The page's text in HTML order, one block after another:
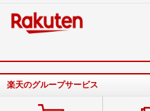
楽天のグループサービス